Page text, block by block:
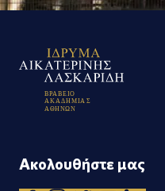
ΒΡΑΒΕΙΟ
ΑΚΑΔΗΜΙΑ Σ
Α ΘΗΝΩΝ
Ακολουθήστε μας